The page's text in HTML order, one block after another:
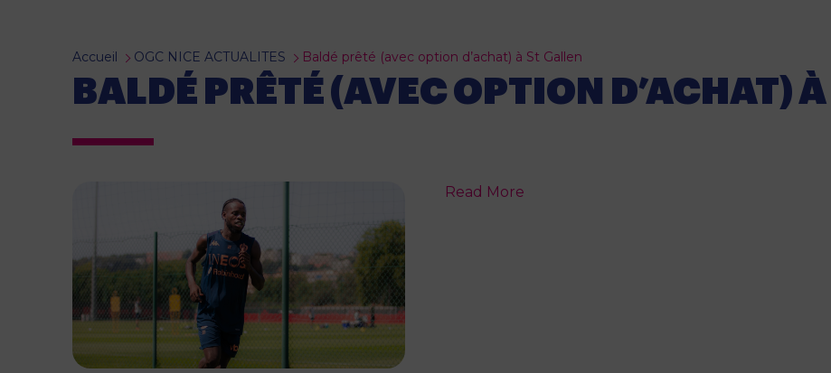
Accueil OGC NICE ACTUALITES Baldé prêté (avec option d’achat) à St Gallen
BALDÉ PRÊTÉ (AVEC OPTION D’ACHAT) À
Read More